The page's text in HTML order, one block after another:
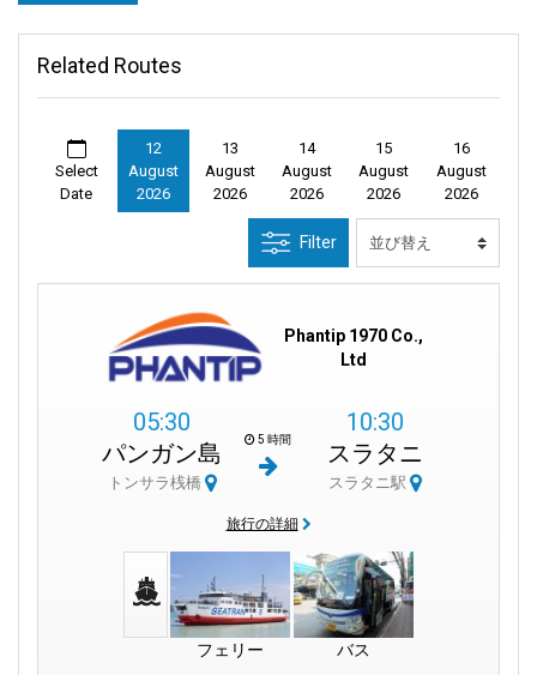
駅は、スラートターニー県への主要な玄関口です。ここから、
数え切れないほどの旅行者がコ・サムイ、コ・タオ、コ・パン
立公園への旅を始めます。
さらに深く掘り下げていく中で、主要なルートをたどり、駅の
設備についてご紹介します。バンコク行きの夜行列車までの時
間が迫る中、ぜひ試してほしい料理の宝石をハイライトしま
り、タイ国鉄によって管理されています。1915年に遡る起源の
物語を持ち、かつて「フンピン駅」と呼ばれていました。第二
次世界大戦中、この駅は日本軍の要塞として使用され、その痕
跡が残っています。しかし、1954年までにタピ川沿いのこの宝
石は再建され、現在ではタイ南部の重要な交通拠点として機能
この駅から、タイの宝物が誘っています。コ・ピピ
マン海岸の宝石であり、そのクリスタルクリアな水と日差しを
浴びた崖で訪問者を魅了します。クラビのビーチは楽園の物語
Related Routes
Select
Date
12
August
2026
13
August
2026
14
August
2026
15
August
2026
16
August
2026
Filter
Phantip 1970 Co.,
Ltd
05:30
パンガン島
トンサラ桟橋
5 時間
10:30
スラタニ
スラタニ駅
旅行の詳細
フェリー バス